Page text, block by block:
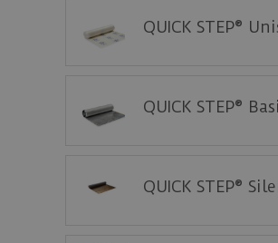
Staal aanvragen
Benieuwd hoe deze
QUICK STEP®
QUICK STEP®
QUICK STEP®